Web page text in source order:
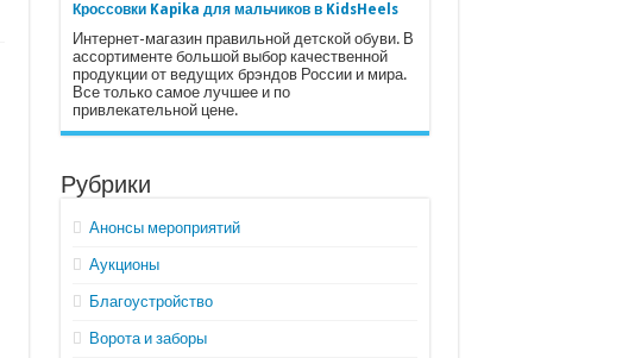
Кроссовки Kapika для мальчиков в KidsHeels
Интернет-магазин правильной детской обуви. В
ассортименте большой выбор качественной
продукции от ведущих брэндов России и мира.
Все только самое лучшее и по
привлекательной цене.
Рубрики
Анонсы мероприятий
Аукционы
Благоустройство
Ворота и заборы